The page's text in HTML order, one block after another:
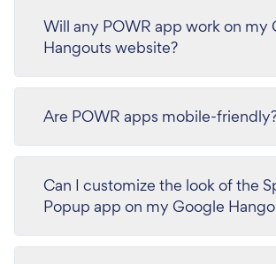
Will any POWR app work on my
Hangouts website?
Are POWR apps mobile-
Can I customize the look of the
Popup app on my Google